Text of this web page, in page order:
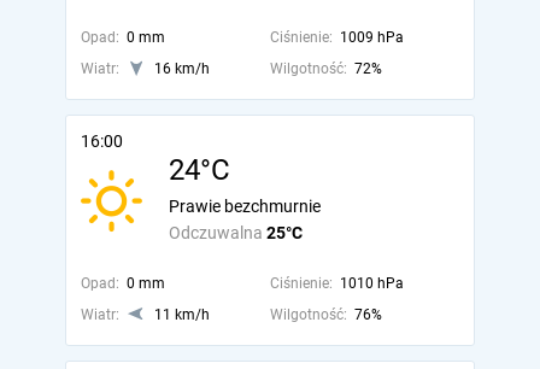
Opad: 0 mm Ciśnienie: 1009 hPa
Wiatr:
16 km/h Wilgotność: 72%
16:00
24°C
Odczuwalna 25°C
Prawie bezchmurnie
Opad: 0 mm Ciśnienie: 1010 hPa
Wiatr:
11 km/h Wilgotność: 76%